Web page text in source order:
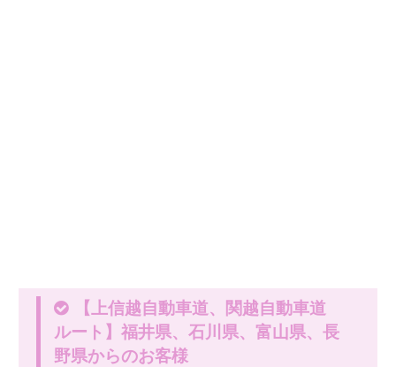
【上信越自動車道、関越自動車道
ルート】福井県、石川県、富山県、長
野県からのお客様